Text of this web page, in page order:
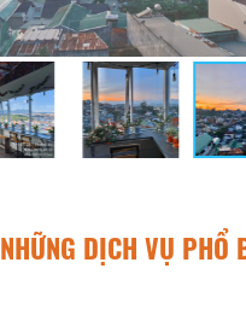
NHỮNG DỊCH VỤ PHỔ